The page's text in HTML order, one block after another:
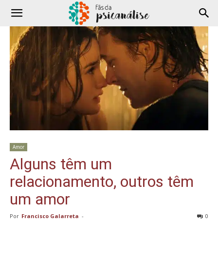
Amor
Alguns têm um
relacionamento, outros têm
um amor
Por Francisco Galarreta - 0